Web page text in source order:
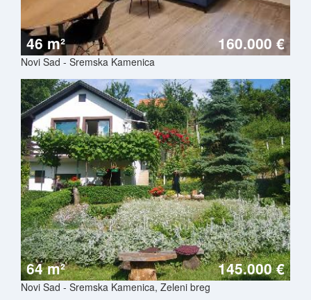
46 m² 160.000 €
Novi Sad - Sremska Kamenica
64 m² 145.000 €
Novi Sad - Sremska Kamenica, Zeleni breg